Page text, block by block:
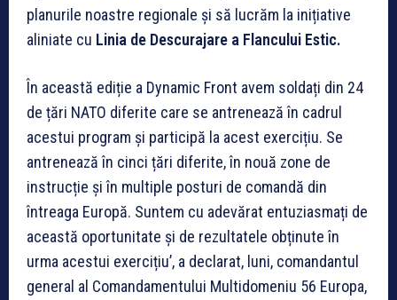
planurile noastre regionale și să lucrăm la inițiative
aliniate cu Linia de Descurajare a Flancului Estic.
În această ediție a Dynamic Front avem soldați din 24
de țări NATO diferite care se antrenează în cadrul
acestui program și participă la acest exercițiu. Se
antrenează în cinci țări diferite, în nouă zone de
instrucție și în multiple posturi de comandă din
întreaga Europă. Suntem cu adevărat entuziasmați de
această oportunitate și de rezultatele obținute în
urma acestui exercițiu’, a declarat, luni, comandantul
general al Comandamentului Multidomeniu 56 Europa,